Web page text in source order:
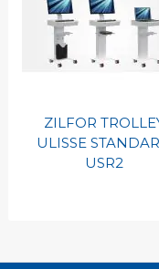
ZILFOR
ULISSE
USR2